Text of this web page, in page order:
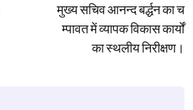
मुख्य सचिव आनन्द बर्द्धन का च
म्पावत में व्यापक विकास कार्यों
का स्थलीय निरीक्षण।